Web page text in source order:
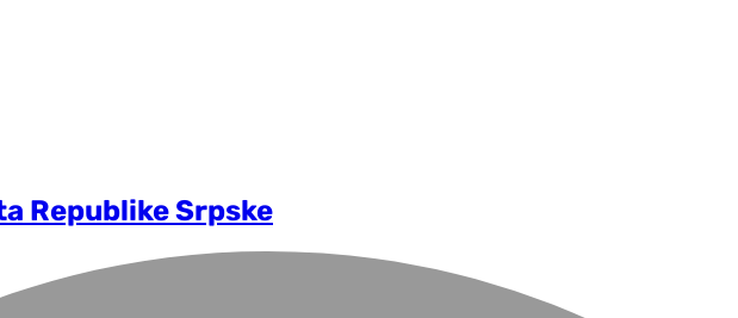
Republike Srpske